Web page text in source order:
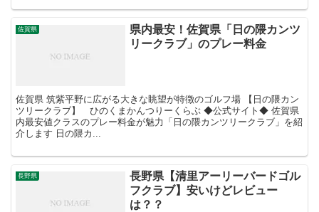
佐賀県
県内最安！佐賀県「日の隈カンツ
リークラブ」のプレー料金
佐賀県 筑紫平野に広がる大きな眺望が特徴のゴルフ場 【日の隈カン
ツリークラブ】 ひのくまかんつりーくらぶ ◆公式サイト◆ 佐賀県
内最安値クラスのプレー料金が魅力「日の隈カンツリークラブ」を紹
介します 日の隈カ...
長野県
長野県【清里アーリーバードゴル
フクラブ】安いけどレビュー
は？？